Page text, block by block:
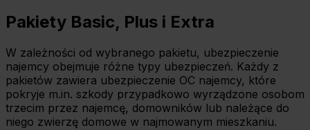
Pakiety Basic, Plus i Extra
W zależności od wybranego pakietu, ubezpieczenie
najemcy obejmuje różne typy ubezpieczeń. Każdy z
pakietów zawiera ubezpieczenie OC najemcy, które
pokryje m.in. szkody przypadkowo wyrządzone osobom
trzecim przez najemcę, domowników lub należące do
niego zwierzę domowe w najmowanym mieszkaniu.